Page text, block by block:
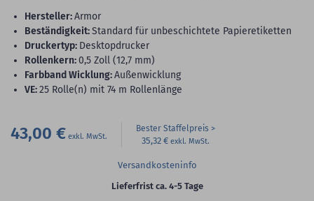
Hersteller:Armor
Beständigkeit:Standard für unbeschichtete Papieretiketten
Druckertyp: Desktopdrucker
Rollenkern:0,5 Zoll (12,7 mm)
Farbband Wicklung:Außenwicklung
VE:25 Rolle(n) mit 74 m Rollenlänge
43,00 € Bester Staffelpreis
35,32 €
Versandkosteninfo
Lieferfrist ca. 4-5 Tage